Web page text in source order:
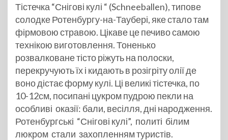
Тістечка “Снігові кулі “ (Schneeballen), типове
солодке Ротенбургу-на-Таубері, яке стало там
фірмовою стравою. Цікаве це печиво самою
технікою виготовлення. Тоненько
розвалковане тісто ріжуть на полоски,
перекручують їх і кидають в розігріту олії де
воно дістає форму кулі. Ці великі тістечка, по
10-12см, посипані цукром пудрою пекли на
особливі оказії: бали, весілля, дні народження.
Ротенбургські “Снігові кулі”, политі білим
люкром стали захопленням туристів.